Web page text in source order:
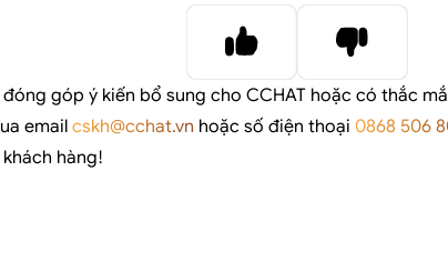
góp ý kiến bổ sung cho CCHAT hoặc có thắc
email cskh@cchat.vn hoặc số điện thoại 0868 506
hàng!